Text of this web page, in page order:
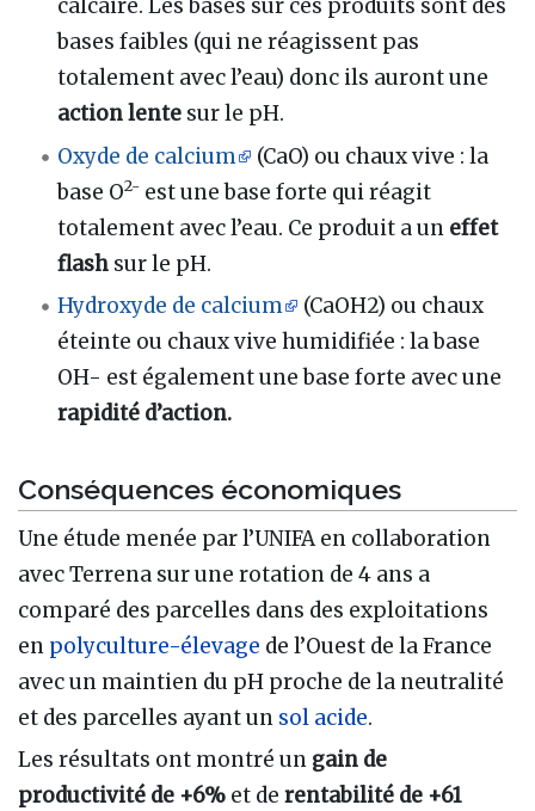
calcaire. Les bases sur ces produits sont des
bases faibles (qui ne réagissent pas
totalement avec l’eau) donc ils auront une
action lente sur le pH.
Oxyde de calcium
(CaO) ou chaux vive : la
base O2- est une base forte qui réagit
totalement avec l’eau. Ce produit a un effet
flash sur le pH.
Hydroxyde de calcium
(CaOH2) ou chaux
éteinte ou chaux vive humidifiée : la base
OH- est également une base forte avec une
rapidité d’action.
Conséquences économiques
Une étude menée par l’UNIFA en collaboration
avec Terrena sur une rotation de 4 ans a
comparé des parcelles dans des exploitations
en polyculture-élevage de l’Ouest de la France
avec un maintien du pH proche de la neutralité
et des parcelles ayant un sol acide.
Les résultats ont montré un gain de
productivité de +6% et de rentabilité de +61